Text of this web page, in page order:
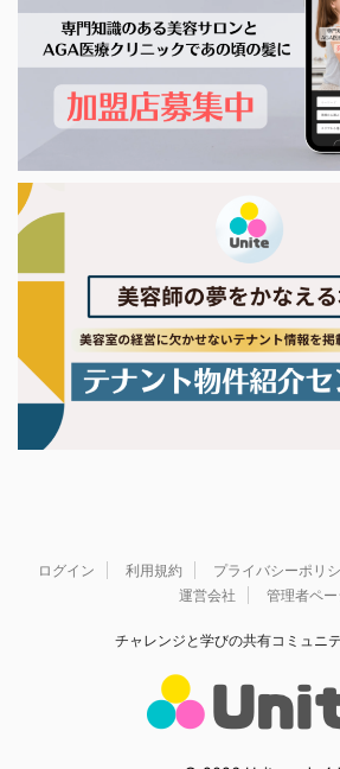
ログイン 利用規約 プライバシーポリ
運営会社
管理者ペー
チャレンジと学びの共有コミュニ